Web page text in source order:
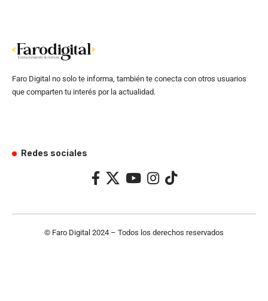
Faro Digital no solo te informa, también te conecta con otros usuarios
que comparten tu interés por la actualidad.
Redes sociales
© Faro Digital 2024 – Todos los derechos reservados